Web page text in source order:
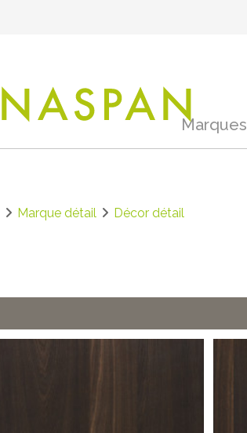
Marques
Marque détail Décor détail